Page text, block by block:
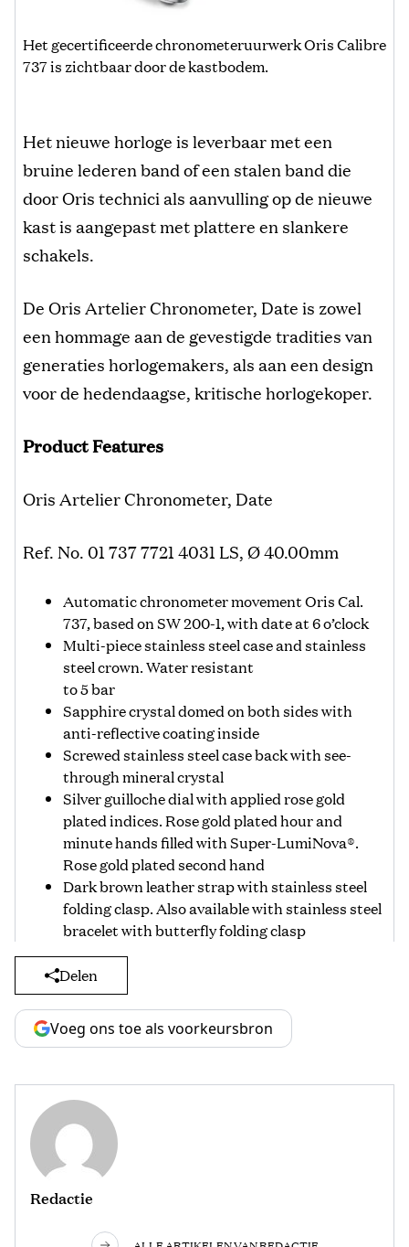
Het gecertificeerde chronometeruurwerk Oris Calibre
737 is zichtbaar door de kastbodem.
Het nieuwe horloge is leverbaar met een
bruine lederen band of een stalen band die
door Oris technici als aanvulling op de nieuwe
kast is aangepast met plattere en slankere
schakels.
De Oris Artelier Chronometer, Date is zowel
een hommage aan de gevestigde tradities van
generaties horlogemakers, als aan een design
voor de hedendaagse, kritische horlogekoper.
Product Features
Oris Artelier Chronometer, Date
Ref. No. 01 737 7721 4031 LS, Ø 40.00mm
Automatic chronometer movement Oris Cal.
737, based on SW 200-1, with date at 6 o’clock
Multi-piece stainless steel case and stainless
steel crown. Water resistant
to 5 bar
Sapphire crystal domed on both sides with
anti-reflective coating inside
Screwed stainless steel case back with see-
through mineral crystal
Silver guilloche dial with applied rose gold
plated indices. Rose gold plated hour and
minute hands filled with Super-LumiNova®.
Rose gold plated second hand
Dark brown leather strap with stainless steel
folding clasp. Also available with stainless steel
bracelet with butterfly folding clasp
Delen
Voeg ons toe als voorkeursbron
Redactie